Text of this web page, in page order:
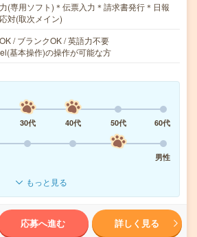
(専用ソフト)＊伝票入力＊請求書発行＊日報
対(取次メイン)
/ ブランクOK / 英語力不要
基本操作)の操作が可能な方
30代 40代 50代
60代
男性
もっと見る
応募へ進む 詳しく見る